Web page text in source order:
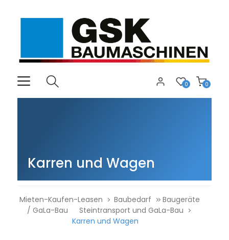
0
0
Karren und Wagen
Mieten-Kaufen-Leasen Baubedarf
Baugeräte
/ GaLa-Bau
Steintransport und GaLa-Bau
Karren und Wagen